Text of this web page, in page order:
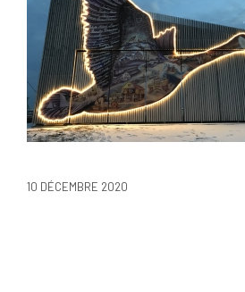
10 DÉCEMBRE 2020